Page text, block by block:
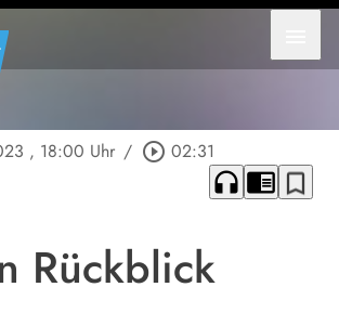
, 18:00 Uhr / play_circle_outline 02:31
headphones chrome_reader_mode bookmark_border
Rückblick